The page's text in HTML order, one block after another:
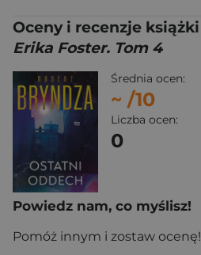
Oceny i recenzje książki
Erika Foster. Tom 4
Średnia ocen:
~ /10
Liczba ocen:
0
Powiedz nam, co myślisz!
Pomóż innym i zostaw ocenę!